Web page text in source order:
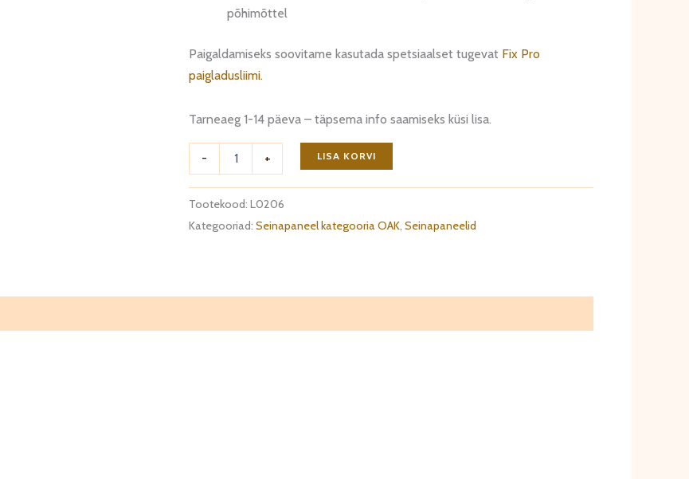
põhimõttel
Paigaldamiseks soovitame kasutada spetsiaalset tugevat Fix Pro
paigladusliimi.
Tarneaeg 1-14 päeva – täpsema info saamiseks küsi lisa.
-
L0206
+ LISA KORVI
Tootekood:L0206
Kategooriad:Seinapaneel kategooria OAK,Seinapaneelid